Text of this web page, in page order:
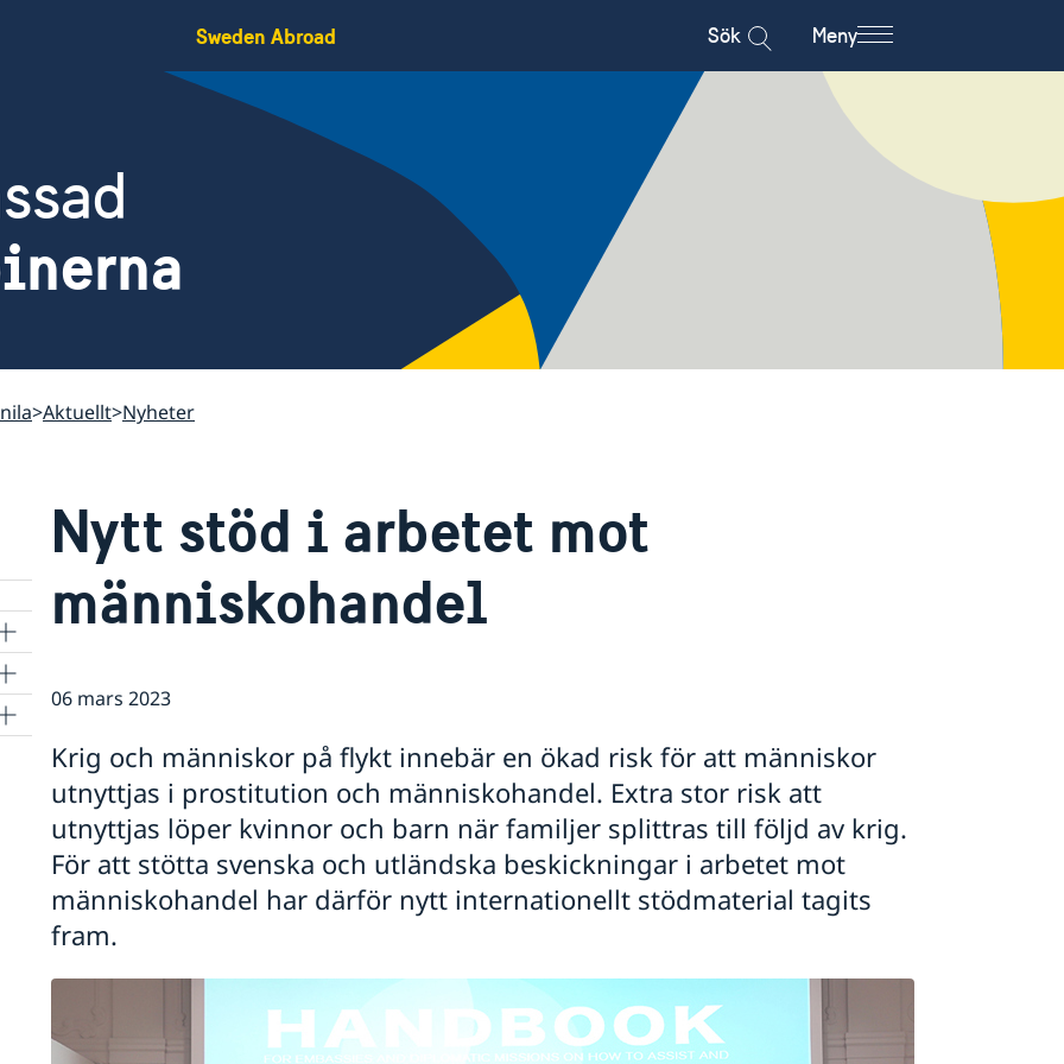
Sweden Abroad Sök Meny
Aktuellt Nyheter
Nytt stöd i arbetet mot
människohandel
06 mars 2023
Krig och människor på flykt innebär en ökad risk för att människor
utnyttjas i prostitution och människohandel. Extra stor risk att
utnyttjas löper kvinnor och barn när familjer splittras till följd av krig.
För att stötta svenska och utländska beskickningar i arbetet mot
människohandel har därför nytt internationellt stödmaterial tagits
fram.